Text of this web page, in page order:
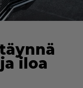
iloa